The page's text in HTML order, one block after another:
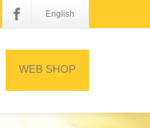
English
WEB SHOP